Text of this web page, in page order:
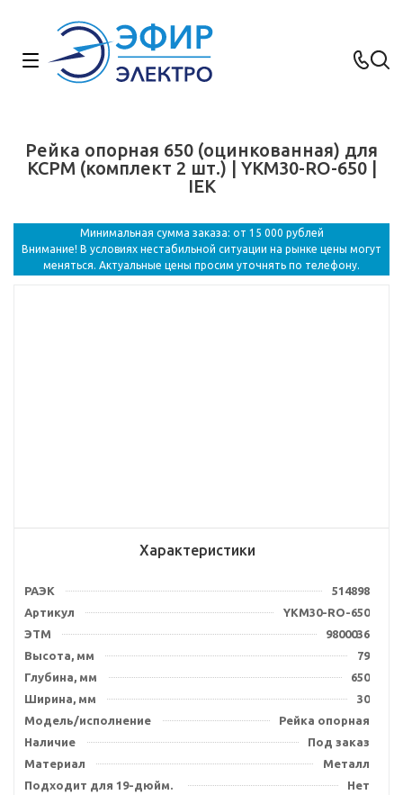
Рейка опорная 650 (оцинкованная) для
КСРМ (комплект 2 шт.) | YKM30-RO-650 |
IEK
Минимальная сумма заказа: от 15 000 рублей
Внимание! В условиях нестабильной ситуации на рынке цены могут
меняться. Актуальные цены просим уточнять по телефону.
Характеристики
РАЭК
514898
Артикул
YKM30-RO-650
ЭТМ
9800036
Высота, мм
79
Глубина, мм
650
Ширина, мм
30
Модель/исполнение
Рейка опорная
Наличие
Под заказ
Материал
Металл
Подходит для 19-дюйм.
Нет